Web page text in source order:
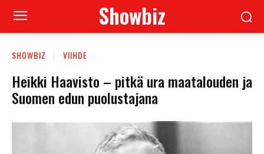
Showbiz
SHOWBIZ VIIHDE
Heikki Haavisto – pitkä ura maatalouden ja
Suomen edun puolustajana